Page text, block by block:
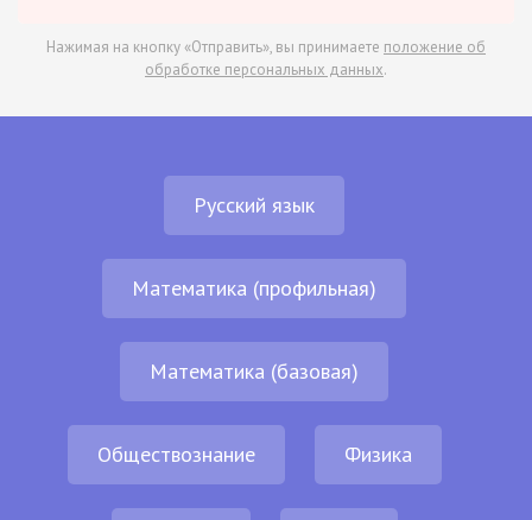
Нажимая на кнопку «Отправить», вы принимаете положение об
обработке персональных данных.
Русский язык
Математика (профильная)
Математика (базовая)
Обществознание Физика